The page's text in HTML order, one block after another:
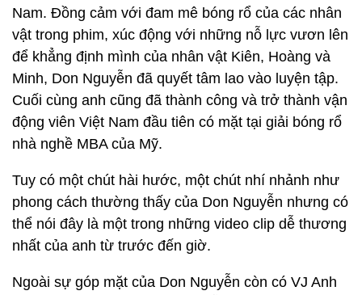
Nam. Đồng cảm với đam mê bóng rổ của các nhân
vật trong phim, xúc động với những nỗ lực vươn lên
để khẳng định mình của nhân vật Kiên, Hoàng và
Minh, Don Nguyễn đã quyết tâm lao vào luyện tập.
Cuối cùng anh cũng đã thành công và trở thành vận
động viên Việt Nam đầu tiên có mặt tại giải bóng rổ
nhà nghề MBA của Mỹ.
Tuy có một chút hài hước, một chút nhí nhảnh như
phong cách thường thấy của Don Nguyễn nhưng có
thể nói đây là một trong những video clip dễ thương
nhất của anh từ trước đến giờ.
Ngoài sự góp mặt của Don Nguyễn còn có VJ Anh